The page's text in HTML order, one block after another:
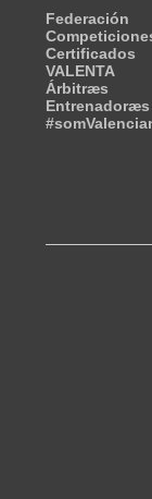
Federación
Certificados
VALENTA
Árbitræs
Entrenadoræs